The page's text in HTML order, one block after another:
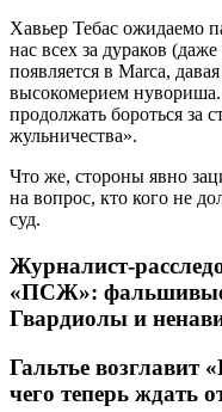
Хавьер Тебас ожидаемо
нас всех за дураков
появляется в Marca,
высокомерием
продолжать бороться за
жульничества».
Что же, стороны явно
на вопрос, кто кого не
суд.
Журналист-
«ПСЖ»: фальшивые
Гвардиолы и
Гальтье
чего теперь ждать